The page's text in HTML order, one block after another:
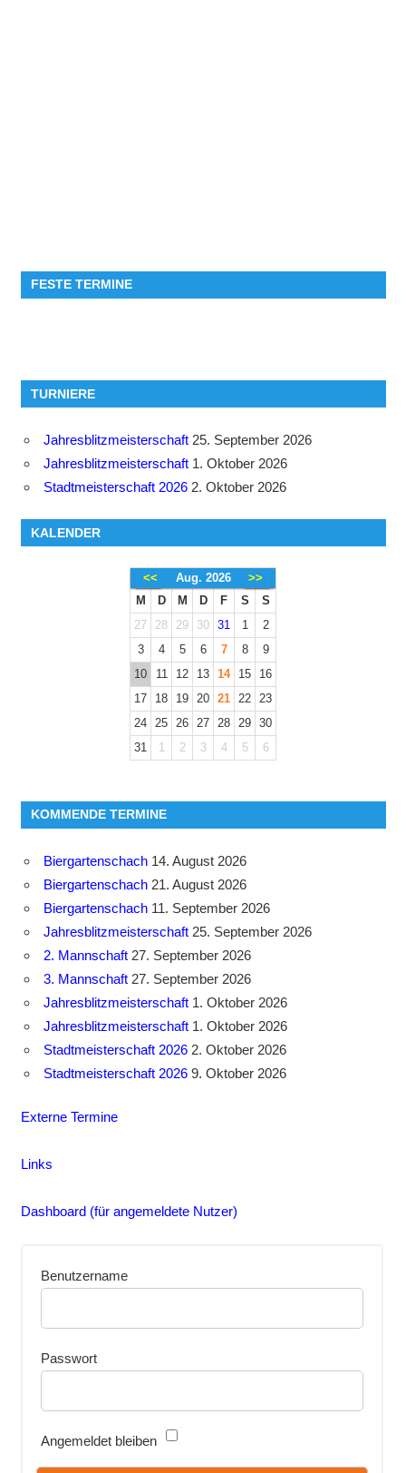
FESTE TERMINE
TURNIERE
Jahresblitzmeisterschaft 25. September 2026
Jahresblitzmeisterschaft 1. Oktober 2026
Stadtmeisterschaft 2026 2. Oktober 2026
KALENDER
<< Aug. 2026
>>
M
D M D F S
S
27
28 29 30 31 1
2
3
4 5 6 7 8
9
10
11 12 13 14 15
16
17
18 19 20 21 22
23
24
25 26 27 28 29 30
31
1 2 3 4 5 6
KOMMENDE TERMINE
Biergartenschach 14. August 2026
Biergartenschach 21. August 2026
Biergartenschach 11. September 2026
Jahresblitzmeisterschaft 25. September 2026
2. Mannschaft 27. September 2026
3. Mannschaft 27. September 2026
Jahresblitzmeisterschaft 1. Oktober 2026
Jahresblitzmeisterschaft 1. Oktober 2026
Stadtmeisterschaft 2026 2. Oktober 2026
Stadtmeisterschaft 2026 9. Oktober 2026
Externe Termine
Links
Dashboard (für angemeldete Nutzer)
Benutzername
Passwort
Angemeldet bleiben